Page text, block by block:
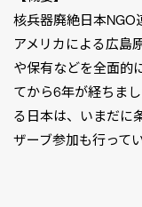
核兵器廃絶日本NGO
アメリカによる広島
や保有などを全面的
てから6年が経ちま
る日本は、いまだに
ザーブ参加も行って